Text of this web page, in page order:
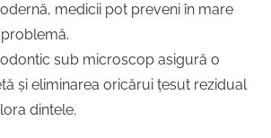
medicii pot preveni în mare
sub microscop asigură o
și eliminarea oricărui țesut rezidual
dintele.